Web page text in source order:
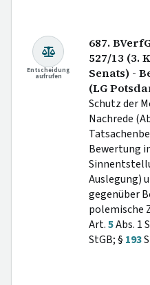
Entscheidung
aufrufen
687.
527/13 (3.
Senats) -
(LG
Schutz der
Nachrede
Bewertung
Auslegung)
gegenüber
polemische
Art.5Abs. 1
StGB; § 193